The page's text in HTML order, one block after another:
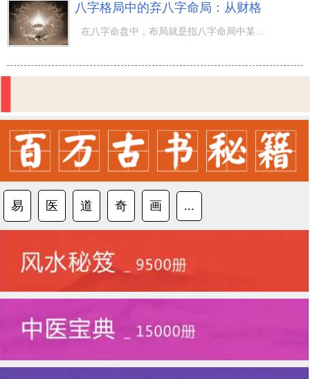
八字格局中的弃八字命局：从财格
在八字命盘中，布局就是指八字命局中某类五行属性的气魄，强劲到对日干造成非常的知名度，以至日干不可以忽
易 医 道 奇 画 ...